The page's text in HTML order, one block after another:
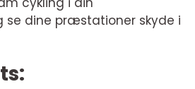
dine præstationer skyde i